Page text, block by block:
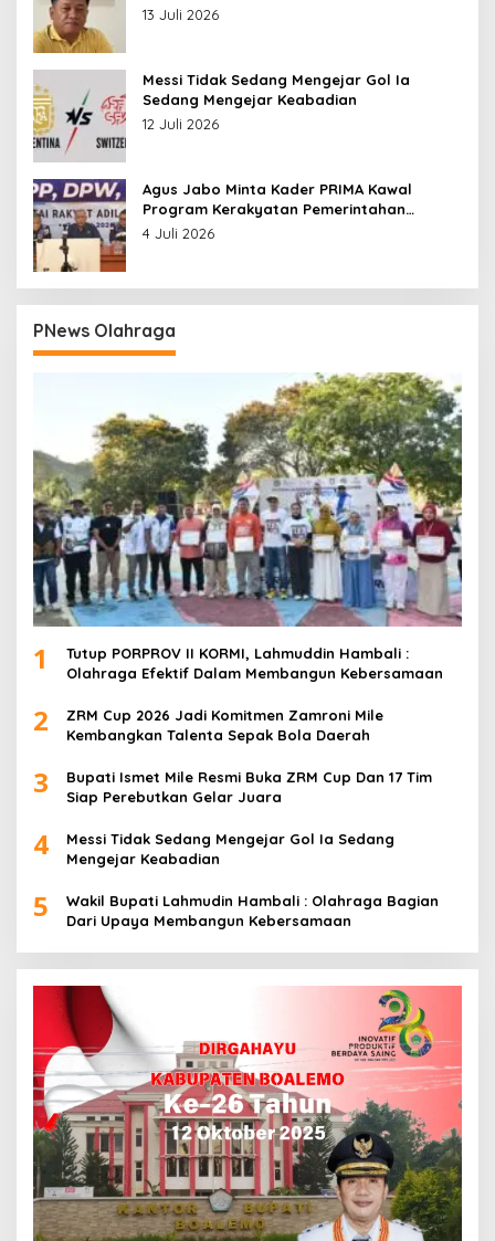
13 Juli 2026
Messi Tidak Sedang Mengejar Gol Ia
Sedang Mengejar Keabadian
12 Juli 2026
Agus Jabo Minta Kader PRIMA Kawal
Program Kerakyatan Pemerintahan
Prabowo
4 Juli 2026
PNews Olahraga
1
Tutup PORPROV II KORMI, Lahmuddin Hambali :
Olahraga Efektif Dalam Membangun Kebersamaan
2
ZRM Cup 2026 Jadi Komitmen Zamroni Mile
Kembangkan Talenta Sepak Bola Daerah
3
Bupati Ismet Mile Resmi Buka ZRM Cup Dan 17 Tim
Siap Perebutkan Gelar Juara
4
Messi Tidak Sedang Mengejar Gol Ia Sedang
Mengejar Keabadian
5
Wakil Bupati Lahmudin Hambali : Olahraga Bagian
Dari Upaya Membangun Kebersamaan